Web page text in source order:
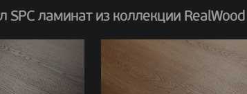
ламинат из коллекции